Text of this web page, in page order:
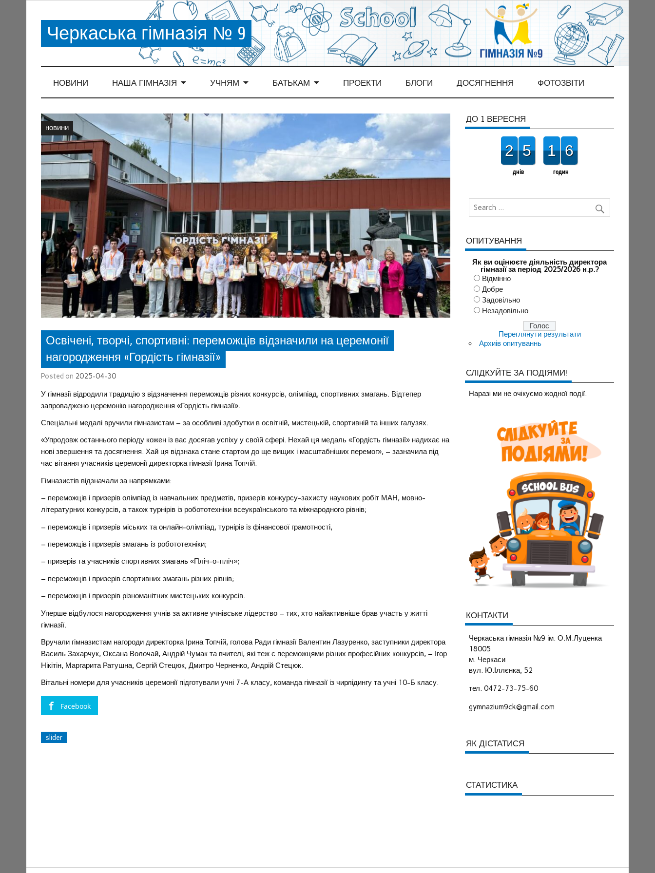
Черкаська гімназія № 9
НОВИНИ НАША ГІМНАЗІЯ УЧНЯМ БАТЬКАМ ПРОЕКТИ БЛОГИ ДОСЯГНЕННЯ ФОТОЗВІТИ
новини
Освічені, творчі, спортивні: переможців відзначили на церемонії
нагородження «Гордість гімназії»
Posted on 2025-04-30
У гімназії відродили традицію з відзначення переможців різних конкурсів, олімпіад, спортивних змагань. Відтепер
запроваджено церемонію нагородження «Гордість гімназії».
Спеціальні медалі вручили гімназистам – за особливі здобутки в освітній, мистецькій, спортивній та інших галузях.
«Упродовж останнього періоду кожен із вас досягав успіху у своїй сфері. Нехай ця медаль «Гордість гімназії» надихає на
нові звершення та досягнення. Хай ця відзнака стане стартом до ще вищих і масштабніших перемог», – зазначила під
час вітання учасників церемонії директорка гімназії Ірина Топчій.
Гімназистів відзначали за напрямками:
– переможців і призерів олімпіад із навчальних предметів, призерів конкурсу-захисту наукових робіт МАН, мовно-
літературних конкурсів, а також турнірів із робототехніки всеукраїнського та міжнародного рівнів;
– переможців і призерів міських та онлайн-олімпіад, турнірів із фінансової грамотності,
– переможців і призерів змагань із робототехніки;
– призерів та учасників спортивних змагань «Пліч-о-пліч»;
– переможців і призерів спортивних змагань різних рівнів;
– переможців і призерів різноманітних мистецьких конкурсів.
Уперше відбулося нагородження учнів за активне учнівське лідерство – тих, хто найактивніше брав участь у житті
гімназії.
Вручали гімназистам нагороди директорка Ірина Топчій, голова Ради гімназії Валентин Лазуренко, заступники директора
Василь Захарчук, Оксана Волочай, Андрій Чумак та вчителі, які теж є переможцями різних професійних конкурсів, – Ігор
Нікітін, Маргарита Ратушна, Сергій Стецюк, Дмитро Черненко, Андрій Стецюк.
Вітальні номери для учасників церемонії підготували учні 7-А класу, команда гімназії із чирлідингу та учні 10-Б класу.
Facebook
slider
ДО 1 ВЕРЕСНЯ
2 5
днів
1 6
годин
ОПИТУВАННЯ
Як ви оцінюєте діяльність директора
гімназії за період 2025/2026 н.р.?
Відмінно
Добре
Задовільно
Незадовільно
Переглянути результати
Архиів опитуваннь
СЛІДКУЙТЕ ЗА ПОДІЯМИ!
Наразi ми не очiкуємо жодної події.
КОНТАКТИ
Черкаська гімназія №9 ім. О.М.Луценка
18005
м. Черкаси
вул. Ю.Іллєнка, 52
тел. 0472-73-75-60
gymnazium9ck@gmail.com
ЯК ДІСТАТИСЯ
СТАТИСТИКА